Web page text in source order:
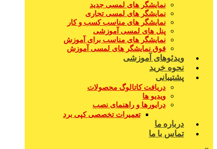
نمایشگر های لمسی جدید
نمایشگر های لمسی تجاری
نمایشگر های مناسب کسب و کار
پنل های لمسی آموزشی
نمایشگر های مناسب برای آموزش
فوق نمایشگر های لمسی آموزش
ویدئوهای آموزشی
نحوه خرید
پشتیبانی
دریافت کاتالوگ محصولات
ویدیو ها
درایورها و راهنمای نصب
تعمیرات تخصصی کپی برد
درباره ما
تماس با ما